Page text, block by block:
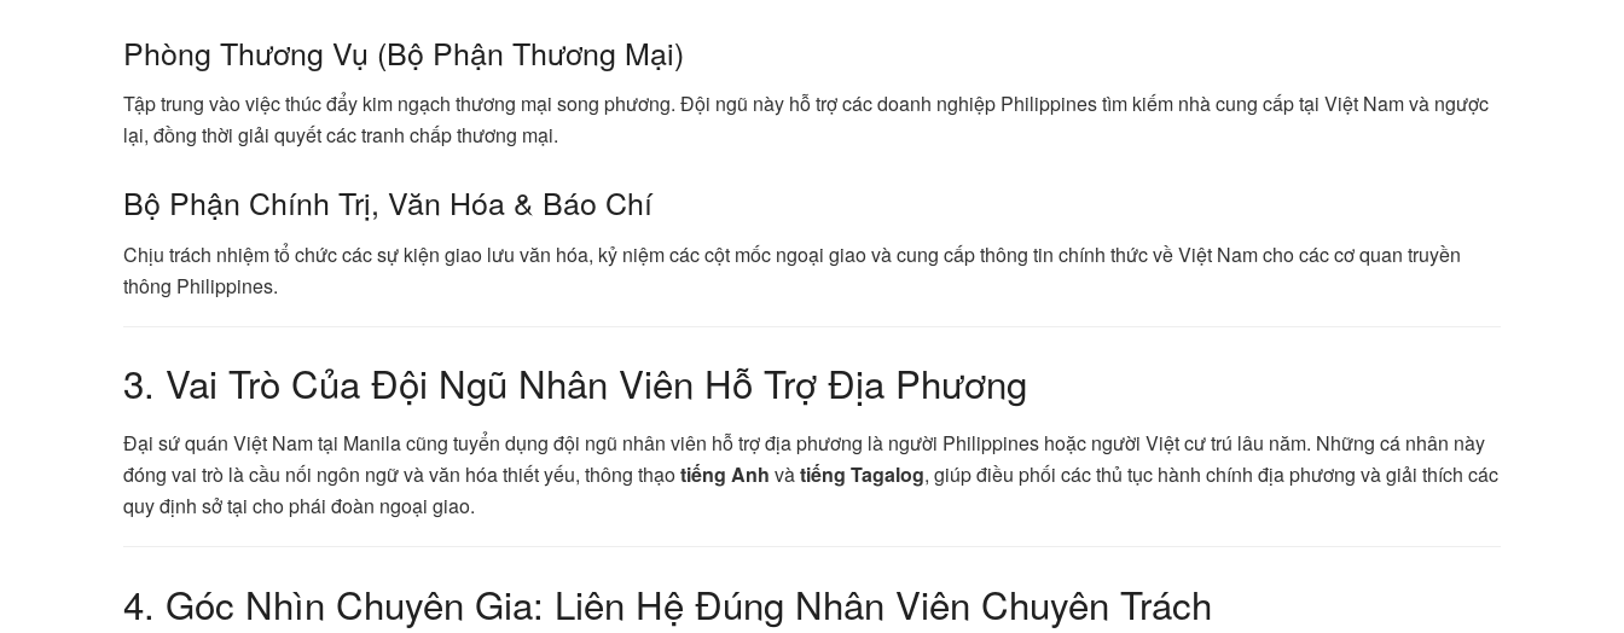
Phòng Thương Vụ (Bộ Phận Thương Mại)
Tập trung vào việc thúc đẩy kim ngạch thương mại song phương. Đội ngũ này hỗ trợ các doanh nghiệp Philippines tìm kiếm nhà cung cấp tại Việt Nam và ngược
lại, đồng thời giải quyết các tranh chấp thương mại.
Bộ Phận Chính Trị, Văn Hóa & Báo Chí
Chịu trách nhiệm tổ chức các sự kiện giao lưu văn hóa, kỷ niệm các cột mốc ngoại giao và cung cấp thông tin chính thức về Việt Nam cho các cơ quan truyền
thông Philippines.
3. Vai Trò Của Đội Ngũ Nhân Viên Hỗ Trợ Địa Phương
Đại sứ quán Việt Nam tại Manila cũng tuyển dụng đội ngũ nhân viên hỗ trợ địa phương là người Philippines hoặc người Việt cư trú lâu năm. Những cá nhân này
đóng vai trò là cầu nối ngôn ngữ và văn hóa thiết yếu, thông thạotiếng Anh vàtiếng Tagalog, giúp điều phối các thủ tục hành chính địa phương và giải thích các
quy định sở tại cho phái đoàn ngoại giao.
4. Góc Nhìn Chuyên Gia: Liên Hệ Đúng Nhân Viên Chuyên Trách